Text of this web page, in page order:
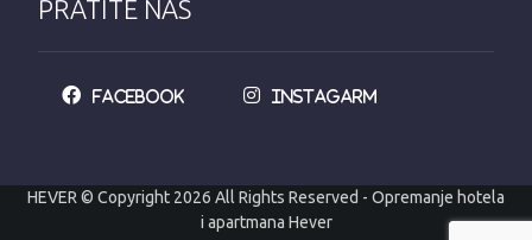
PRATITE NAS
Facebook Instagarm
HEVER © Copyright 2026 All Rights Reserved - Opremanje hotela
i apartmana Hever